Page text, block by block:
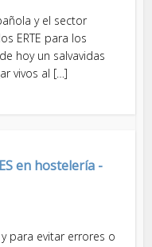
y el sector
ERTE para los
hoy un salvavidas
vivos al […]
en hostelería -
para evitar errores o